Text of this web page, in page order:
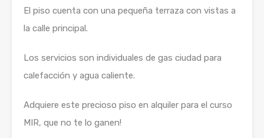
El piso cuenta con una pequeña terraza con vistas a
la calle principal.
Los servicios son individuales de gas ciudad para
calefacción y agua caliente.
Adquiere este precioso piso en alquiler para el curso
MIR, que no te lo ganen!